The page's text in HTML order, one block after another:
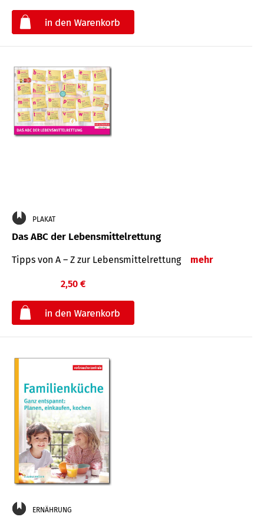
PLAKAT
Das ABC der Lebensmittelrettung
Tipps von A – Z zur Lebensmittelrettung mehr
2,50 €
ERNÄHRUNG